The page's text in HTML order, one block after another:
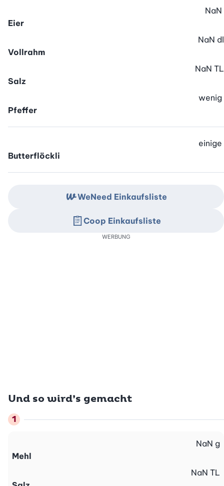
Eier
NaN
Vollrahm
NaN dl
Salz
NaN TL
Pfeffer
wenig
Butterflöckli
einige
Und so wird’s gemacht
Mehl
NaN g
NaN TL
WeNeed Einkaufsliste
Coop Einkaufsliste
WERBUNG